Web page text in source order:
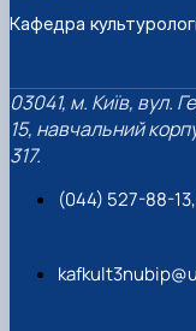
Кафедра
03041, м. Київ, вул.
15, навчальний
317.
(044) 527-88-